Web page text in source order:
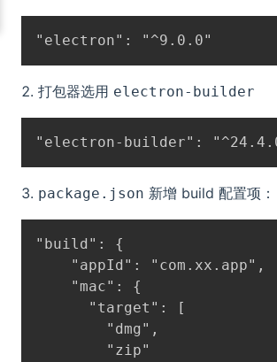
打包器选用 electron-builder
package.json 新增 build 配置项：
"build": {
    "appId": "com.xx.app",
    "mac": {
      "target": [
        "dmg",
        "zip"